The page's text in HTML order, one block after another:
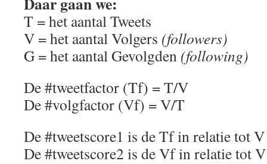
T = het aantal Tweets
V = het aantal Volgers (followers)
G = het aantal Gevolgden (following)
De #tweetfactor (Tf) = T/V
De #volgfactor (Vf) = V/T
De #tweetscore1 is de Tf in relatie tot V
De #tweetscore2 is de Vf in relatie tot V